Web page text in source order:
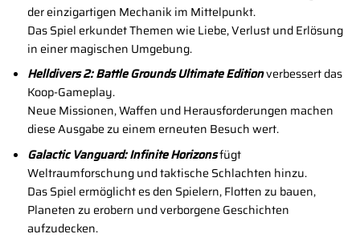
der einzigartigen Mechanik im Mittelpunkt.
Das Spiel erkundet Themen wie Liebe, Verlust und Erlösung
in einer magischen Umgebung.
Helldivers 2: Battle Grounds Ultimate Editionverbessert das
Koop-Gameplay.
Neue Missionen, Waffen und Herausforderungen machen
diese Ausgabe zu einem erneuten Besuch wert.
Galactic Vanguard: Infinite Horizonsfügt
Weltraumforschung und taktische Schlachten hinzu.
Das Spiel ermöglicht es den Spielern, Flotten zu bauen,
Planeten zu erobern und verborgene Geschichten
aufzudecken.